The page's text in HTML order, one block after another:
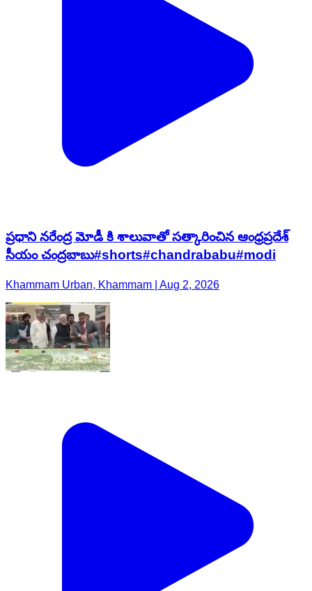
ప్రధాని నరేంద్ర మోడీ కి శాలువాతో సత్కారించిన ఆంధ్రప్రదేశ్
సీయం చంద్రబాబు#shorts#chandrababu#modi
Khammam Urban, Khammam | Aug 2, 2026